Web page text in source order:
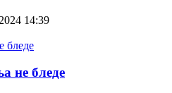
14:39
не бледе